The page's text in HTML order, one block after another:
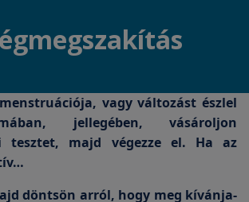
vagy változást észlel
jellegében, vásároljon
tesztet, majd végezze el. Ha az
döntsön arról, hogy meg kívánja-